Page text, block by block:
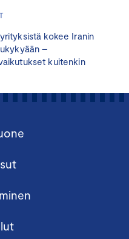
kokee Iranin
–
kuitenkin